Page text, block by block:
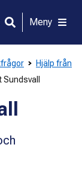
Meny
Hjälp från